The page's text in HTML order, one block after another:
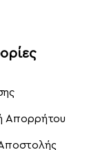
Απορρήτου